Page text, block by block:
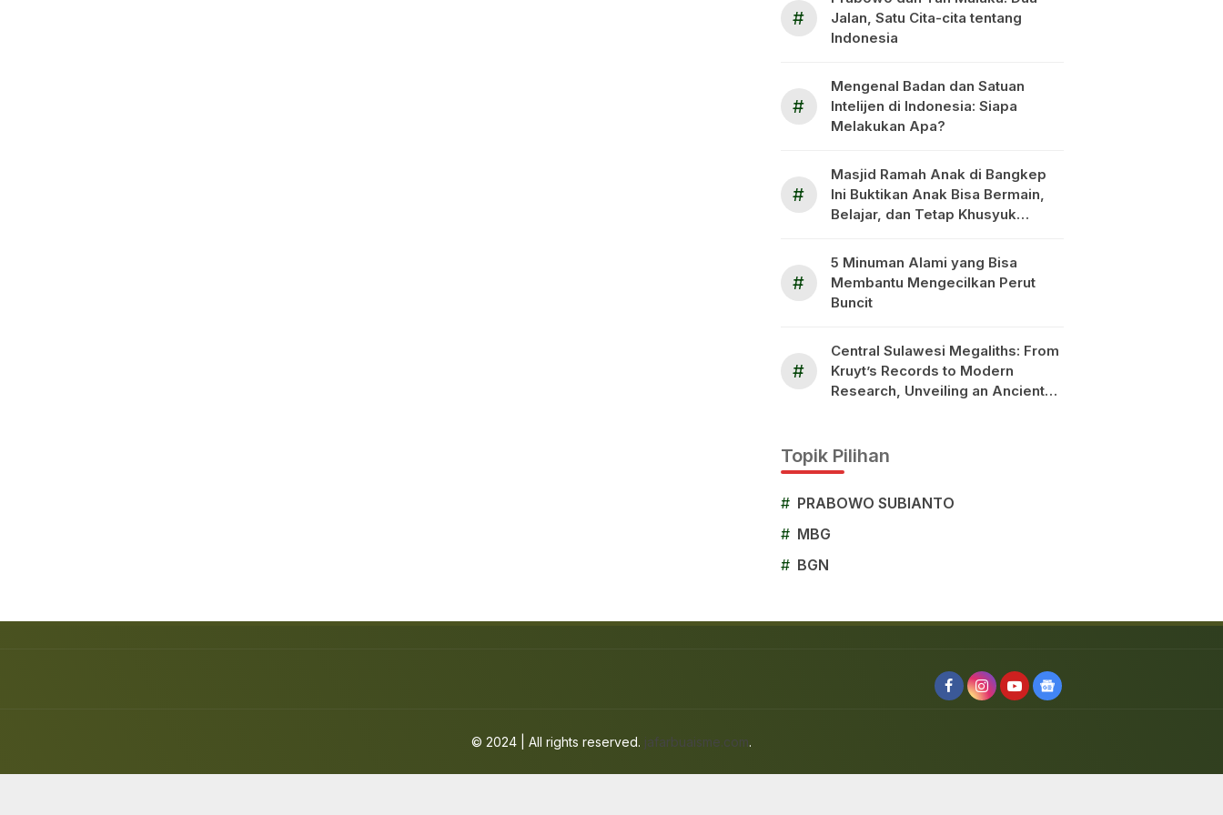
#
Jalan, Satu Cita-cita tentang
Indonesia
#
Mengenal Badan dan Satuan
Intelijen di Indonesia: Siapa
Melakukan Apa?
#
Masjid Ramah Anak di Bangkep
Ini Buktikan Anak Bisa Bermain,
Belajar, dan Tetap Khusyuk
#
5 Minuman Alami yang Bisa
Membantu Mengecilkan Perut
Buncit
#
Central Sulawesi Megaliths: From
Kruyt’s Records to Modern
Research, Unveiling an Ancient
Topik Pilihan
# PRABOWO SUBIANTO
# MBG
# BGN
© 2024 | All rights reserved. jafarbuaisme.com.